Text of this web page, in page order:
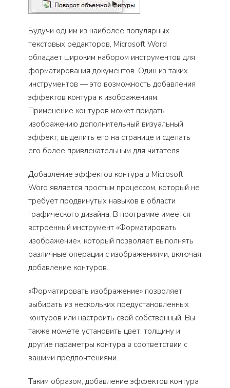
Будучи одним из наиболее популярных
текстовых редакторов, Microsoft Word
обладает широким набором инструментов для
форматирования документов. Один из таких
инструментов — это возможность добавления
эффектов контура к изображениям.
Применение контуров может придать
изображению дополнительный визуальный
эффект, выделить его на странице и сделать
его более привлекательным для читателя.
Добавление эффектов контура в Microsoft
Word является простым процессом, который не
требует продвинутых навыков в области
графического дизайна. В программе имеется
встроенный инструмент «Форматировать
изображение», который позволяет выполнять
различные операции с изображениями, включая
добавление контуров.
«Форматировать изображение» позволяет
выбирать из нескольких предустановленных
контуров или настроить свой собственный. Вы
также можете установить цвет, толщину и
другие параметры контура в соответствии с
вашими предпочтениями.
Таким образом, добавление эффектов контура